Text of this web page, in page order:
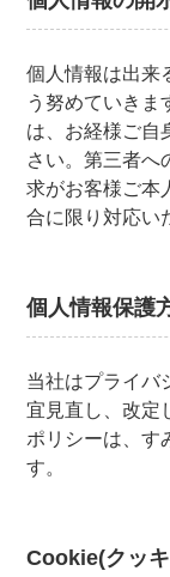
個人情報は出来
う努めていきま
は、お経様ご自
さい。第三者へ
求がお客様ご本
合に限り対応い
個人情報保護
当社はプライバ
宜見直し、改定
ポリシーは、す
す。
Cookie(クッ